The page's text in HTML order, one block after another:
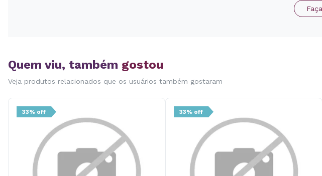
Quem viu, também gostou
Veja produtos relacionados que os usuários também gostaram
33% off 33% off